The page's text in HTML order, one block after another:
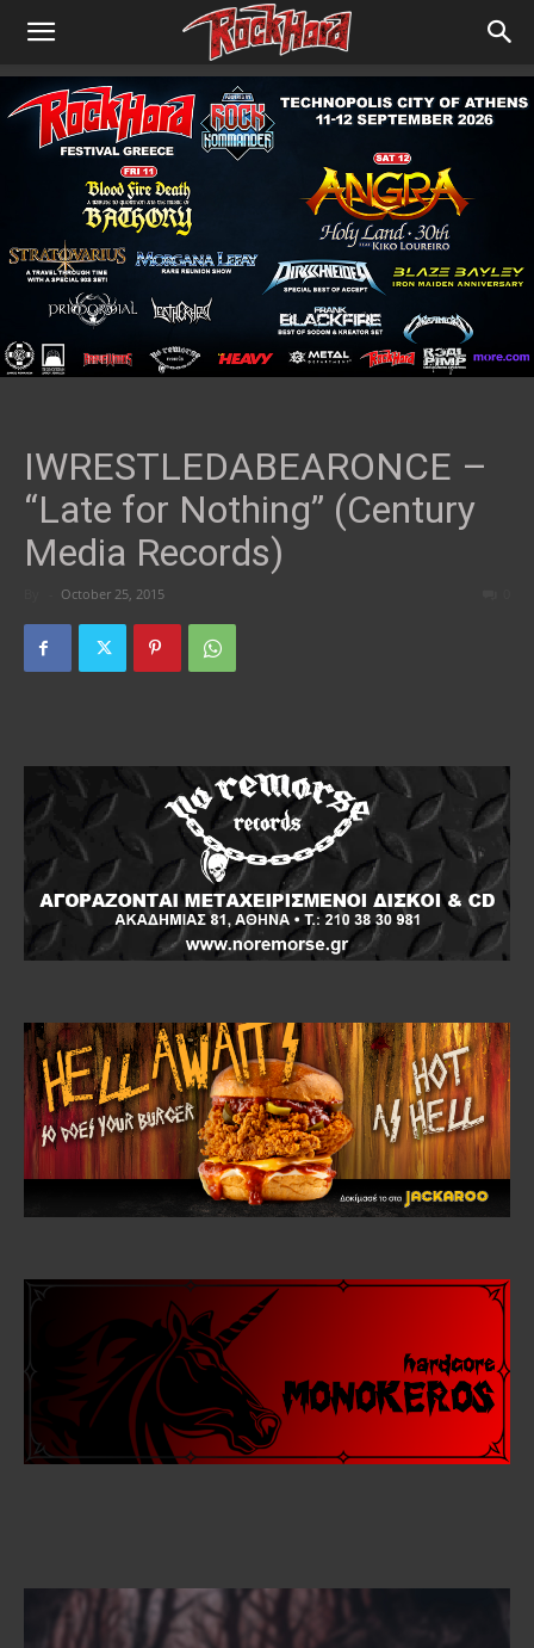
IWRESTLEDABEARONCE –
“Late for Nothing” (Century
Media Records)
October 25, 2015